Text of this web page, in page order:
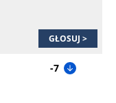
GŁOSUJ >
-7